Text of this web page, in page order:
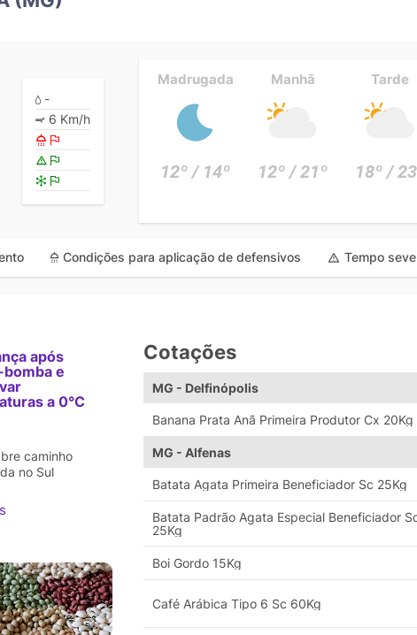
-
6 Km/h
Madrugada
12º / 14º
Manhã
12º / 21º
Tarde
18º /
Condições para aplicação de defensivos Tempo
após
e
a 0°C
caminho
no Sul
Cotações
MG - Delfinópolis
Banana Prata Anã Primeira Produtor Cx 20Kg
MG - Alfenas
Batata Agata Primeira Beneficiador Sc 25Kg
Batata Padrão Agata Especial Beneficiador
25Kg
Boi Gordo 15Kg
Café Arábica Tipo 6 Sc 60Kg